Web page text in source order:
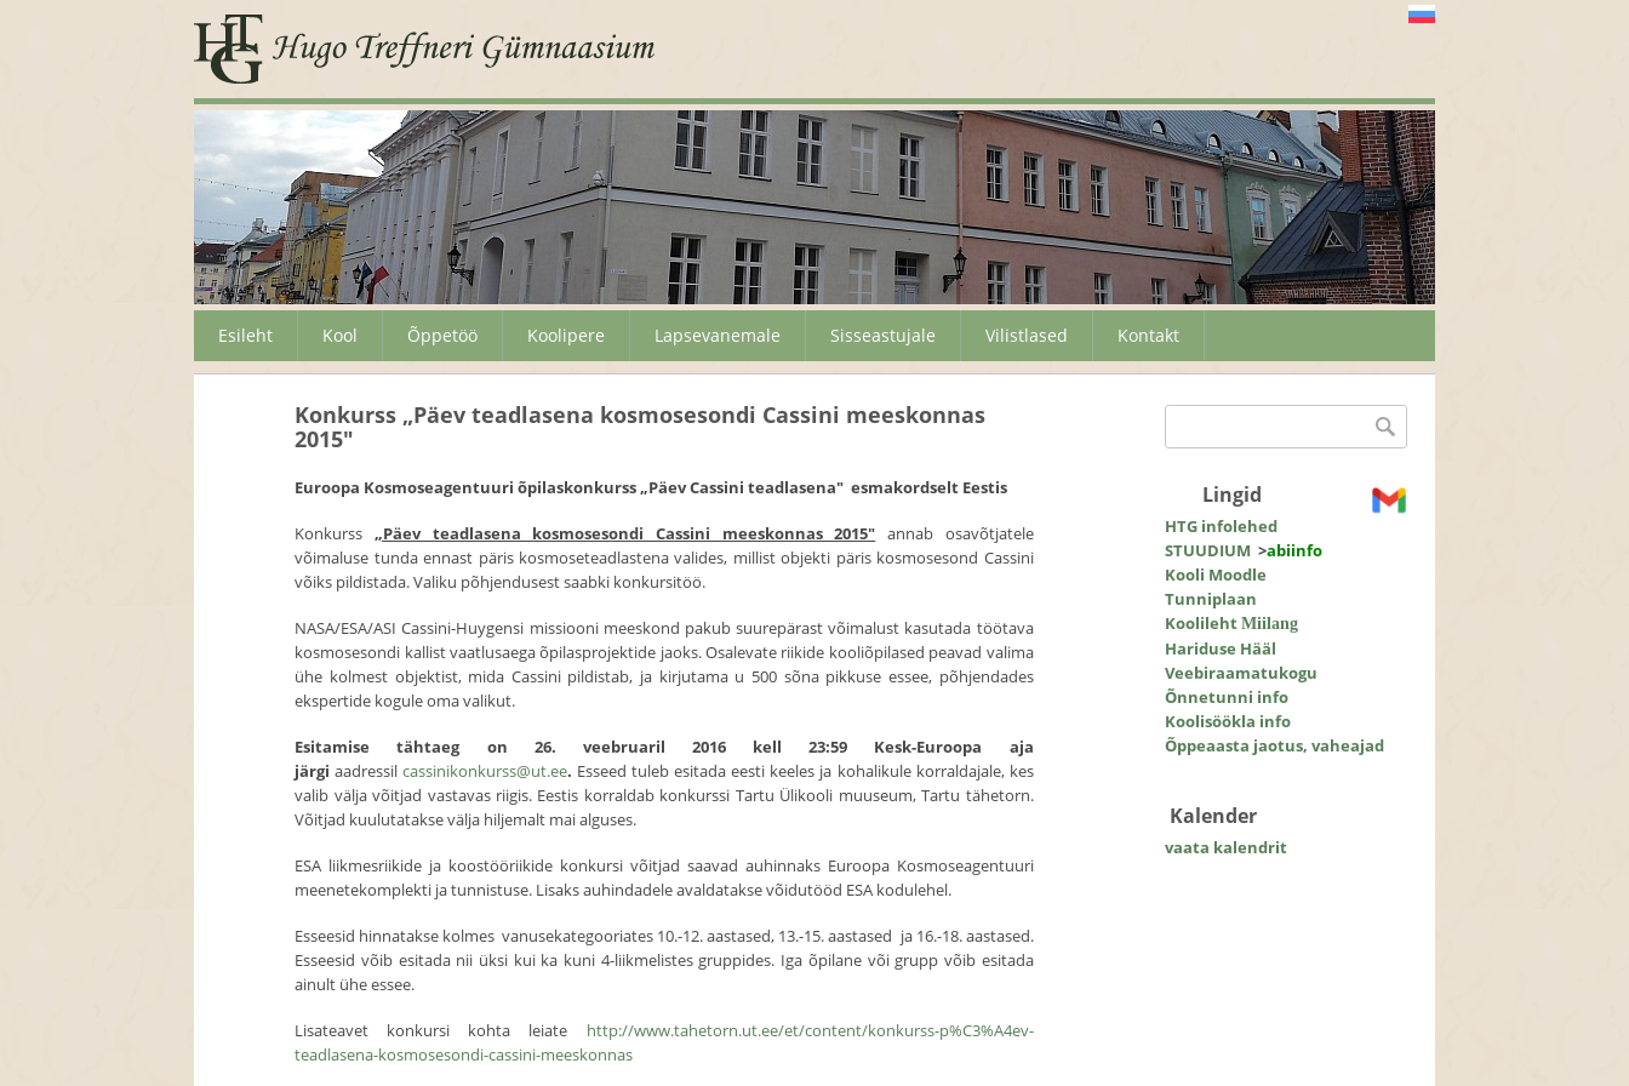
Esileht Kool Õppetöö Koolipere Lapsevanemale Sisseastujale Vilistlased Kontakt
Konkurss „Päev teadlasena kosmosesondi Cassini meeskonnas
2015"
Euroopa Kosmoseagentuuri õpilaskonkurss „Päev Cassini teadlasena" esmakordselt Eestis
Konkurss „Päev teadlasena kosmosesondi Cassini meeskonnas 2015" annab osavõtjatele
võimaluse tunda ennast päris kosmoseteadlastena valides, millist objekti päris kosmosesond Cassini
võiks pildistada. Valiku põhjendusest saabki konkursitöö.
NASA/ESA/ASI Cassini-Huygensi missiooni meeskond pakub suurepärast võimalust kasutada töötava
kosmosesondi kallist vaatlusaega õpilasprojektide jaoks. Osalevate riikide kooliõpilased peavad valima
ühe kolmest objektist, mida Cassini pildistab, ja kirjutama u 500 sõna pikkuse essee, põhjendades
ekspertide kogule oma valikut.
Esitamise tähtaeg on 26. veebruaril 2016 kell 23:59 Kesk-Euroopa aja
järgi aadressilcassinikonkurss@ut.ee. Esseed tuleb esitada eesti keeles ja kohalikule korraldajale, kes
valib välja võitjad vastavas riigis. Eestis korraldab konkurssi Tartu Ülikooli muuseum, Tartu tähetorn.
Võitjad kuulutatakse välja hiljemalt mai alguses.
ESA liikmesriikide ja koostööriikide konkursi võitjad saavad auhinnaks Euroopa Kosmoseagentuuri
meenetekomplekti ja tunnistuse. Lisaks auhindadele avaldatakse võidutööd ESA kodulehel.
Esseesid hinnatakse kolmes vanusekategooriates 10.-12. aastased, 13.-15. aastased ja 16.-18. aastased.
Esseesid võib esitada nii üksi kui ka kuni 4-liikmelistes gruppides. Iga õpilane või grupp võib esitada
ainult ühe essee.
Lisateavet konkursi kohta leiate http://www.tahetorn.ut.ee/et/content/konkurss-p%C3%A4ev-
teadlasena-kosmosesondi-cassini-meeskonnas
Otsinguvorm
Lingid
HTG infolehed
STUUDIUM >abiinfo
Kooli Moodle
Tunniplaan
KoolilehtMiilang
Hariduse Hääl
Veebiraamatukogu
Õnnetunni info
Koolisöökla info
Õppeaasta jaotus, vaheajad
Kalender
vaata kalendrit